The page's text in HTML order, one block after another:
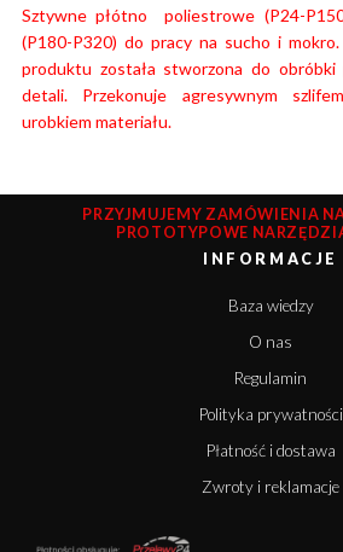
Sztywne płótno poliestrowe (P24-
(P180-P320) do pracy na sucho i mokro.
produktu została stworzona do obróbki
detali. Przekonuje agresywnym
urobkiem materiału.
PRZYJMUJEMY ZAMÓWIENIA
PROTOTYPOWE
INFORMACJE
Baza wiedzy
O nas
Regulamin
Polityka prywatności
Płatność i dostawa
Zwroty i reklamacje